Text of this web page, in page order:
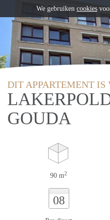
DIT APPARTEMENT IS
GOUDA
90 m2
08
We gebruiken cookies